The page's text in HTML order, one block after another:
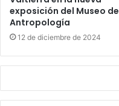
exposición del Museo de
Antropología
12 de diciembre de 2024